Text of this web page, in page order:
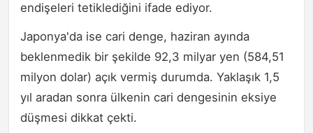
endişeleri tetiklediğini ifade ediyor.
Japonya'da ise cari denge, haziran ayında
beklenmedik bir şekilde 92,3 milyar yen (584,51
milyon dolar) açık vermiş durumda. Yaklaşık 1,5
yıl aradan sonra ülkenin cari dengesinin eksiye
düşmesi dikkat çekti.